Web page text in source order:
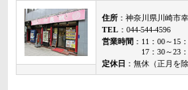
住所 ：神奈川県川崎市
TEL ：044-544-4596
営業時間 ：11：00～15
17：30～23
定休日 ：無休（正月を除